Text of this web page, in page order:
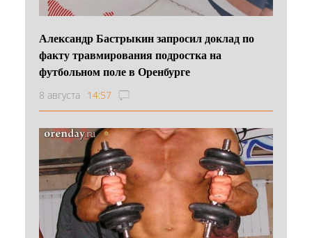
Александр Бастрыкин запросил доклад по
факту травмирования подростка на
футбольном поле в Оренбурге
8 августа 14:57